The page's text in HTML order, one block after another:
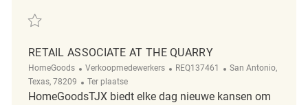
Redden Retail Key Carrier Coordinator REQ135977
RETAIL ASSOCIATE AT THE QUARRY
HomeGoods Categorie
Verkoopmedewerkers ReqId
REQ137461 Plaats
San Antonio,
Texas, 78209
Afgelegen
Ter plaatse
HomeGoodsTJX biedt elke dag nieuwe kansen om